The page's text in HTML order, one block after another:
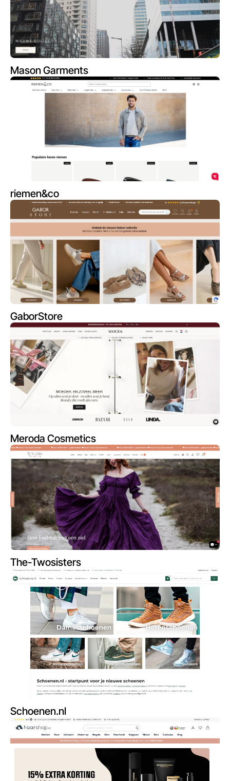
Mason Garments
riemen&co
GaborStore
Meroda Cosmetics
The-Twosisters
Schoenen.nl